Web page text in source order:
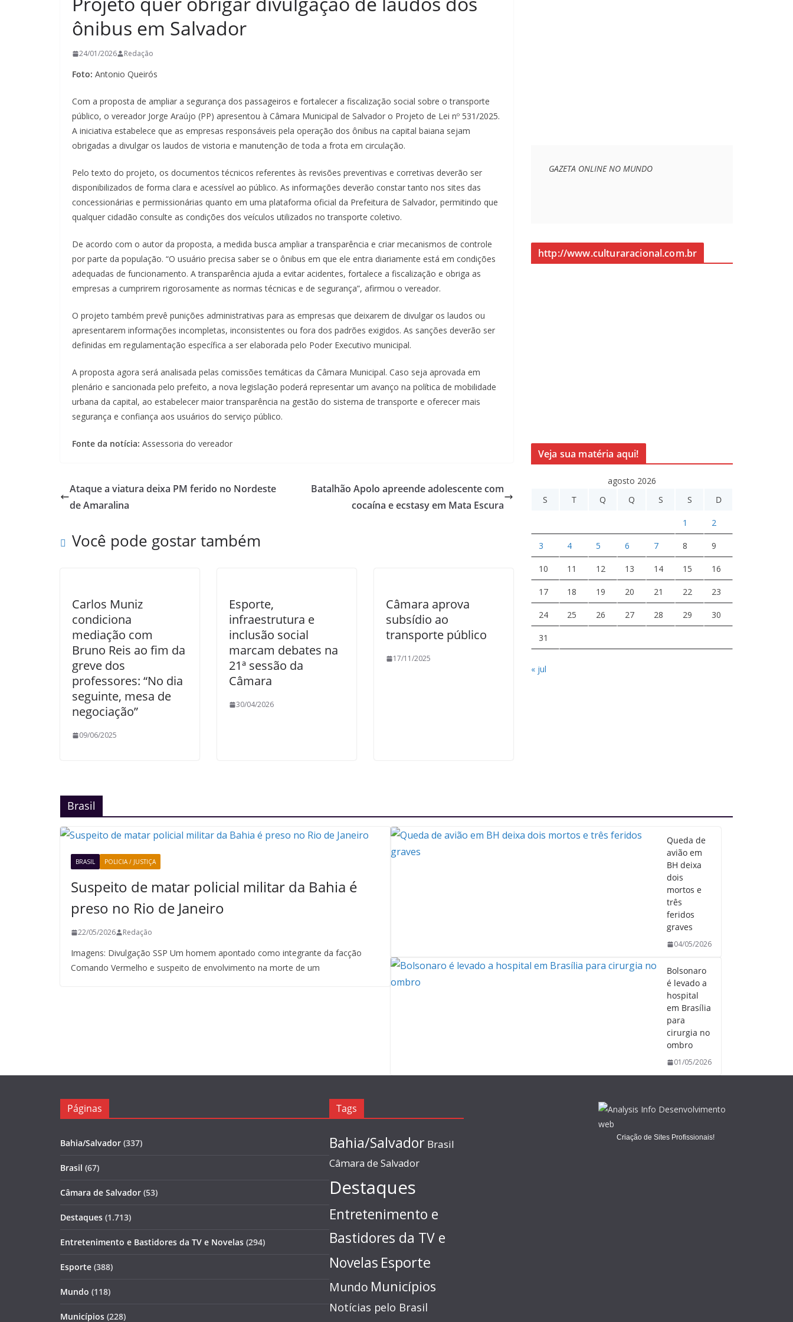
ônibus em Salvador
24/01/2026 Redação
Foto: Antonio Queirós
Com a proposta de ampliar a segurança dos passageiros e fortalecer a fiscalização social sobre o transporte
público, o vereador Jorge Araújo (PP) apresentou à Câmara Municipal de Salvador o Projeto de Lei nº 531/2025.
A iniciativa estabelece que as empresas responsáveis pela operação dos ônibus na capital baiana sejam
obrigadas a divulgar os laudos de vistoria e manutenção de toda a frota em circulação.
Pelo texto do projeto, os documentos técnicos referentes às revisões preventivas e corretivas deverão ser
disponibilizados de forma clara e acessível ao público. As informações deverão constar tanto nos sites das
concessionárias e permissionárias quanto em uma plataforma oficial da Prefeitura de Salvador, permitindo que
qualquer cidadão consulte as condições dos veículos utilizados no transporte coletivo.
De acordo com o autor da proposta, a medida busca ampliar a transparência e criar mecanismos de controle
por parte da população. “O usuário precisa saber se o ônibus em que ele entra diariamente está em condições
adequadas de funcionamento. A transparência ajuda a evitar acidentes, fortalece a fiscalização e obriga as
empresas a cumprirem rigorosamente as normas técnicas e de segurança”, afirmou o vereador.
O projeto também prevê punições administrativas para as empresas que deixarem de divulgar os laudos ou
apresentarem informações incompletas, inconsistentes ou fora dos padrões exigidos. As sanções deverão ser
definidas em regulamentação específica a ser elaborada pelo Poder Executivo municipal.
A proposta agora será analisada pelas comissões temáticas da Câmara Municipal. Caso seja aprovada em
plenário e sancionada pelo prefeito, a nova legislação poderá representar um avanço na política de mobilidade
urbana da capital, ao estabelecer maior transparência na gestão do sistema de transporte e oferecer mais
segurança e confiança aos usuários do serviço público.
Fonte da notícia: Assessoria do vereador
Ataque a viatura deixa PM ferido no Nordeste
de Amaralina
Batalhão Apolo apreende adolescente com
cocaína e ecstasy em Mata Escura
Você pode gostar também
Carlos Muniz
condiciona
mediação com
Bruno Reis ao fim da
greve dos
professores: “No dia
seguinte, mesa de
negociação”
09/06/2025
Esporte,
infraestrutura e
inclusão social
marcam debates na
21ª sessão da
Câmara
30/04/2026
Câmara aprova
subsídio ao
transporte público
17/11/2025
GAZETA ONLINE NO MUNDO
http://www.culturaracional.com.br
Veja sua matéria aqui!
agosto 2026
S
T Q Q S S D
1 2
3 4 5 6 7 8 9
10 11 12 13 14 15 16
17 18 19 20 21 22 23
24 25 26 27 28 29 30
31
« jul
Brasil
BRASIL POLICIA / JUSTIÇA
Suspeito de matar policial militar da Bahia é
preso no Rio de Janeiro
22/05/2026 Redação
Imagens: Divulgação SSP Um homem apontado como integrante da facção
Comando Vermelho e suspeito de envolvimento na morte de um
Queda de
avião em
BH deixa
dois
mortos e
três
feridos
graves
04/05/2026
Bolsonaro
é levado a
hospital
em Brasília
para
cirurgia no
ombro
01/05/2026
Páginas
Bahia/Salvador (337)
Brasil (67)
Câmara de Salvador (53)
Destaques (1.713)
Entretenimento e Bastidores da TV e Novelas (294)
Esporte (388)
Mundo (118)
Municípios (228)
Tags
Bahia/Salvador Brasil
Câmara de Salvador
Destaques
Entretenimento e
Bastidores da TV e
Novelas Esporte
Mundo Municípios
Notícias pelo Brasil
Criação de Sites Profissionais!